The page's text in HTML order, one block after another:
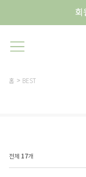
홈 BEST
전체 17개